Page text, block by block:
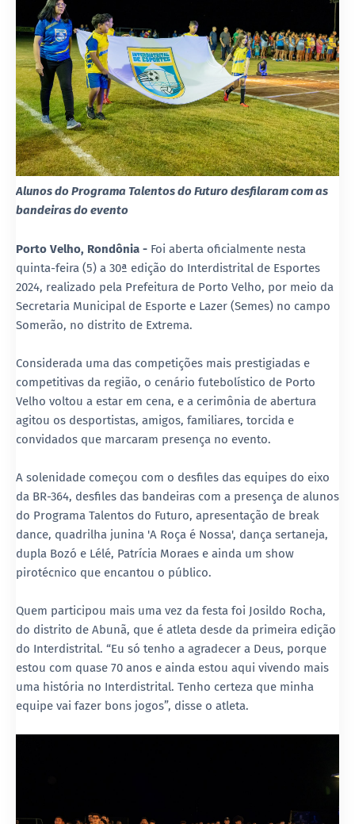
Alunos do Programa Talentos do Futuro desfilaram com as
bandeiras do evento
Porto Velho, Rondônia - Foi aberta oficialmente nesta
quinta-feira (5) a 30ª edição do Interdistrital de Esportes
2024, realizado pela Prefeitura de Porto Velho, por meio da
Secretaria Municipal de Esporte e Lazer (Semes) no campo
Somerão, no distrito de Extrema.
Considerada uma das competições mais prestigiadas e
competitivas da região, o cenário futebolístico de Porto
Velho voltou a estar em cena, e a cerimônia de abertura
agitou os desportistas, amigos, familiares, torcida e
convidados que marcaram presença no evento.
A solenidade começou com o desfiles das equipes do eixo
da BR-364, desfiles das bandeiras com a presença de alunos
do Programa Talentos do Futuro, apresentação de break
dance, quadrilha junina 'A Roça é Nossa', dança sertaneja,
dupla Bozó e Lélé, Patrícia Moraes e ainda um show
pirotécnico que encantou o público.
Quem participou mais uma vez da festa foi Josildo Rocha,
do distrito de Abunã, que é atleta desde da primeira edição
do Interdistrital. “Eu só tenho a agradecer a Deus, porque
estou com quase 70 anos e ainda estou aqui vivendo mais
uma história no Interdistrital. Tenho certeza que minha
equipe vai fazer bons jogos”, disse o atleta.